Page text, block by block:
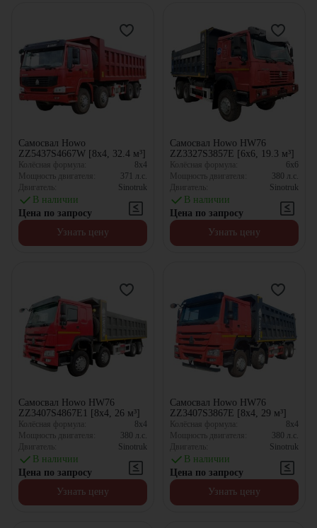
Самосвал Howo
ZZ5437S4667W [8x4, 32.4 м³]
Колёсная формула:
8x4
Мощность двигателя:
371 л.с.
Двигатель:
Sinotruk
В наличии
Цена по запросу
Узнать цену
Самосвал Howo HW76
ZZ3327S3857E [6x6, 19.3 м³]
Колёсная формула:
6x6
Мощность двигателя:
380 л.с.
Двигатель:
Sinotruk
В наличии
Цена по запросу
Узнать цену
Самосвал Howo HW76
ZZ3407S4867E1 [8x4, 26 м³]
Колёсная формула:
8x4
Мощность двигателя:
380 л.с.
Двигатель:
Sinotruk
В наличии
Цена по запросу
Узнать цену
Самосвал Howo HW76
ZZ3407S3867E [8x4, 29 м³]
Колёсная формула:
8x4
Мощность двигателя:
380 л.с.
Двигатель:
Sinotruk
В наличии
Цена по запросу
Узнать цену